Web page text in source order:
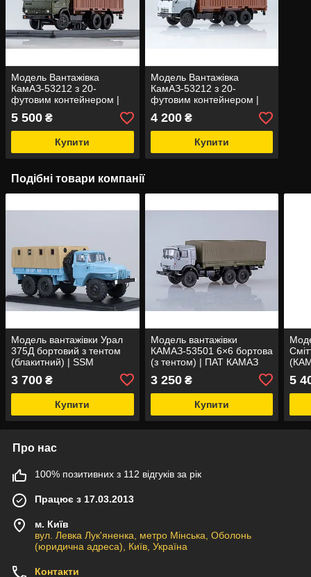
Модель Вантажівка
КамАЗ-53212 з 20-
футовим контейнером |
SSM
5 500 ₴
Купити
Модель Вантажівка
КамАЗ-53212 з 20-
футовим контейнером |
ПАТ КАМАЗ
4 200₴
Купити
Подібні товари компанії
Модель вантажівки Урал
375Д бортовий з тентом
(блакитний) | SSM
3 700 ₴
Купити
Модель вантажівки
КАМАЗ-53501 6×6 бортова
(з тентом) | ПАТ КАМАЗ
3 250₴
Купити
5
Про нас
100% позитивних з 112 відгуків за рік
Працює з 17.03.2013
м. Київ
вул. Левка Лук'яненка, метро Мінська, Оболонь
(юридична адреса), Київ, Україна
Контакти